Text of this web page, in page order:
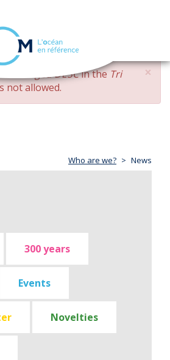
navigation
×
changed DESCin the Tri
not allowed.
Who are we? News
300 years
Events
Novelties